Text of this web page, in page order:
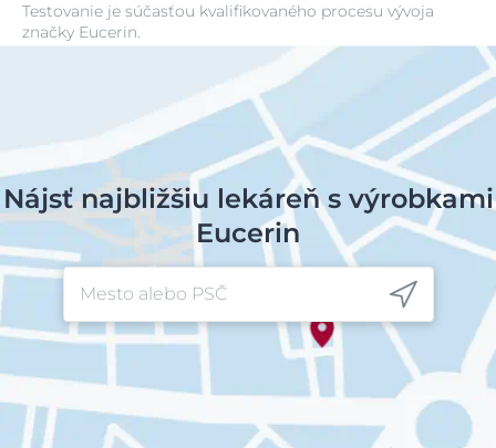
Testovanie je súčasťou kvalifikovaného procesu vývoja
značky Eucerin.
Nájsť najbližšiu lekáreň s výrobkami
Eucerin